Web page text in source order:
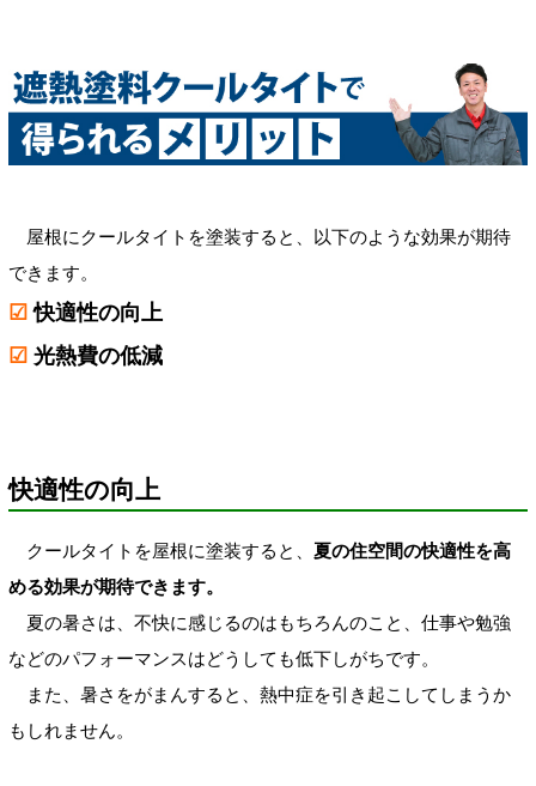
屋根にクールタイトを塗装すると、以下のような効果が期待
できます。
☑ 快適性の向上
☑ 光熱費の低減
快適性の向上
クールタイトを屋根に塗装すると、 夏の住空間の快適性を高
める効果が期待できます。
夏の暑さは、不快に感じるのはもちろんのこと、仕事や勉強
などのパフォーマンスはどうしても低下しがちです。
また、暑さをがまんすると、熱中症を引き起こしてしまうか
もしれません。